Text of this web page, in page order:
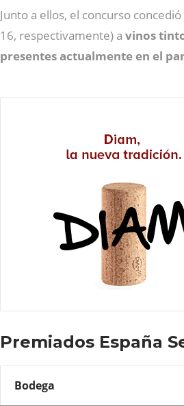
Junto a ellos, el concurso
16, respectivamente) a vinos
presentes actualmente en el
Premiados España
Bodega